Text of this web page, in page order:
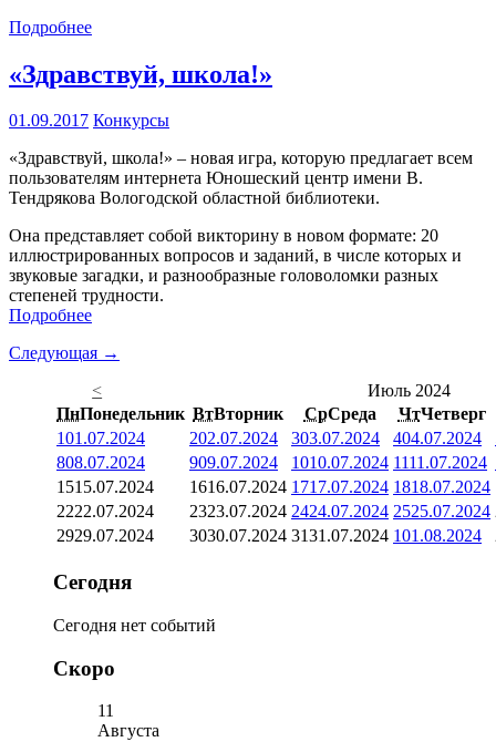
Подробнее
«Здравствуй, школа!»
01.09.2017 Конкурсы
«Здравствуй, школа!» – новая игра, которую предлагает всем
пользователям интернета Юношеский центр имени В.
Тендрякова Вологодской областной библиотеки.
Она представляет собой викторину в новом формате: 20
иллюстрированных вопросов и заданий, в числе которых и
звуковые загадки, и разнообразные головоломки разных
степеней трудности.
Подробнее
Следующая →
<
Июль 2024
ПнПонедельник ВтВторник СрСреда ЧтЧетверг
101.07.2024 202.07.2024 303.07.2024 404.07.2024
808.07.2024 909.07.2024 1010.07.2024 1111.07.2024
1515.07.2024 1616.07.2024 1717.07.2024 1818.07.2024
2222.07.2024 2323.07.2024 2424.07.2024 2525.07.2024
2929.07.2024 3030.07.2024 3131.07.2024 101.08.2024
Сегодня
Сегодня нет событий
Скоро
11
Августа